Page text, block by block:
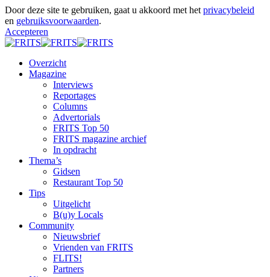
Door deze site te gebruiken, gaat u akkoord met het privacybeleid
en gebruiksvoorwaarden.
Accepteren
Overzicht
Magazine
Interviews
Reportages
Columns
Advertorials
FRITS Top 50
FRITS magazine archief
In opdracht
Thema’s
Gidsen
Restaurant Top 50
Tips
Uitgelicht
B(u)y Locals
Community
Nieuwsbrief
Vrienden van FRITS
FLITS!
Partners